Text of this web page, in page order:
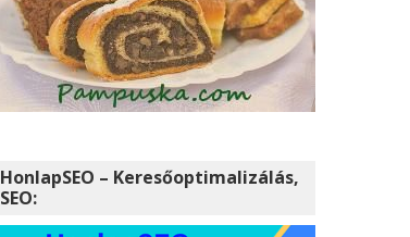
HonlapSEO – Keresőoptimalizálás,
SEO: